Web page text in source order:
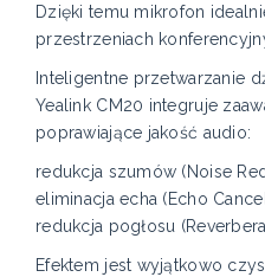
Dzięki temu mikrofon
przestrzeniach
Inteligentne przetwarzanie
Yealink CM20 integruje
poprawiające jakość audio:
redukcja szumów (Noise
eliminacja echa (Echo
redukcja pogłosu
Efektem jest wyjątkowo